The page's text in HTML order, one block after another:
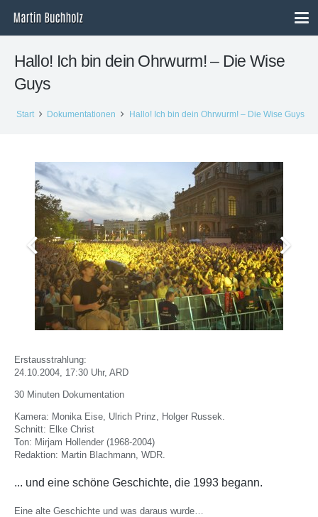
Hallo! Ich bin dein Ohrwurm! – Die Wise
Guys
Start Dokumentationen Hallo! Ich bin dein Ohrwurm! – Die Wise Guys
Erstausstrahlung:
24.10.2004, 17:30 Uhr, ARD
30 Minuten Dokumentation
Kamera: Monika Eise, Ulrich Prinz, Holger Russek.
Schnitt: Elke Christ
Ton: Mirjam Hollender (1968-2004)
Redaktion: Martin Blachmann, WDR.
... und eine schöne Geschichte, die 1993 begann.
Eine alte Geschichte und was daraus wurde…